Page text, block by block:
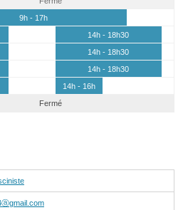
9h - 17h
14h - 18h30
14h - 18h30
14h - 18h30
14h - 16h
Fermé